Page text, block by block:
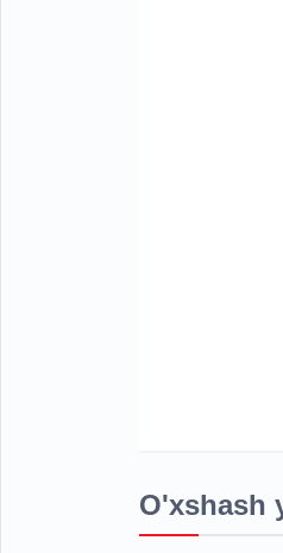
O'xshash